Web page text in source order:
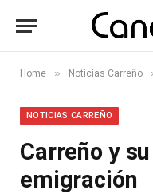
Home » Noticias Carreño
NOTICIAS CARREÑO
Carreño y
emigración